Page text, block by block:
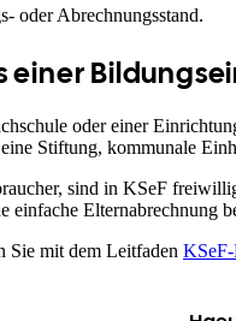
oder Abrechnungsstand.
einer
oder einer
Stiftung, kommunale
sind in KSeF
einfache Elternabrechnung
Sie mit dem Leitfaden KSeF-